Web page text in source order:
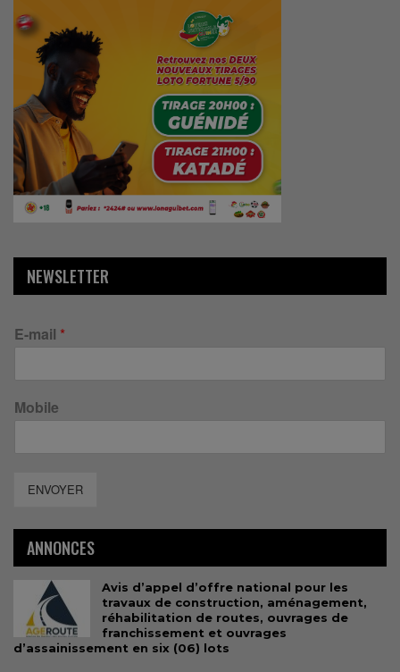
NEWSLETTER
E-mail *
Mobile
ENVOYER
ANNONCES
Avis d’appel d’offre national pour les
travaux de construction, aménagement,
réhabilitation de routes, ouvrages de
franchissement et ouvrages
d’assainissement en six (06) lots